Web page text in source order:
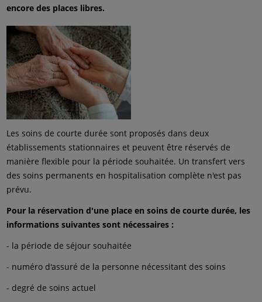
encore des places libres.
Les soins de courte durée sont proposés dans deux
établissements stationnaires et peuvent être réservés de
manière flexible pour la période souhaitée. Un transfert vers
des soins permanents en hospitalisation complète n'est pas
prévu.
Pour la réservation d'une place en soins de courte durée, les
informations suivantes sont nécessaires :
- la période de séjour souhaitée
- numéro d'assuré de la personne nécessitant des soins
- degré de soins actuel